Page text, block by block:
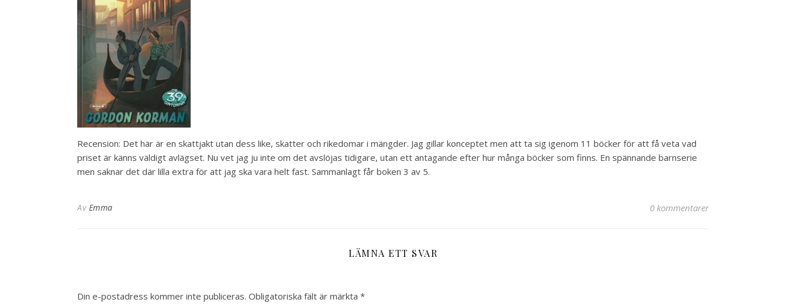
Recension: Det här är en skattjakt utan dess like, skatter och rikedomar i mängder. Jag gillar konceptet men att ta sig igenom 11 böcker för att få veta vad
priset är känns väldigt avlägset. Nu vet jag ju inte om det avslöjas tidigare, utan ett antagande efter hur många böcker som finns. En spännande barnserie
men saknar det där lilla extra för att jag ska vara helt fast. Sammanlagt får boken 3 av 5.
Av Emma 0 kommentarer
LÄMNA ETT SVAR
Din e-postadress kommer inte publiceras. Obligatoriska fält är märkta *